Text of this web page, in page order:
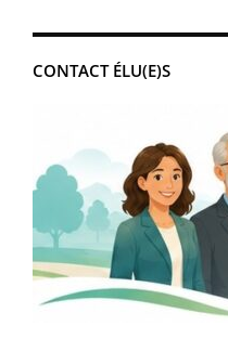
CONTACT ÉLU(E)S